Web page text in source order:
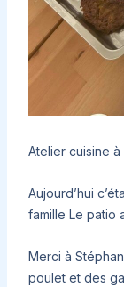
Atelier cuisine
Aujourd’hui
famille Le patio
Merci à
poulet et des